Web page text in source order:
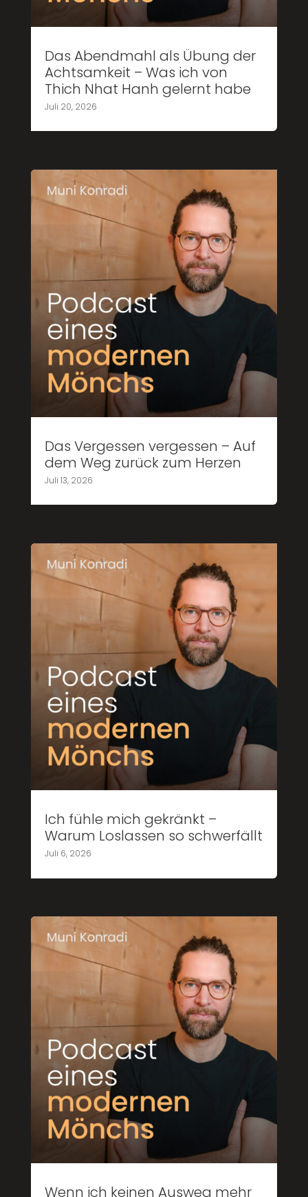
Das Abendmahl als Übung der
Achtsamkeit – Was ich von
Thich Nhat Hanh gelernt habe
Juli 20, 2026
Das Vergessen vergessen – Auf
dem Weg zurück zum Herzen
Juli 13, 2026
Ich fühle mich gekränkt –
Warum Loslassen so schwerfällt
Juli 6, 2026
Wenn ich keinen Ausweg mehr